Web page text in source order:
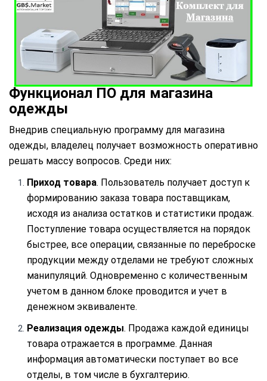
Функционал ПО для магазина
одежды
Внедрив специальную программу для магазина
одежды, владелец получает возможность оперативно
решать массу вопросов. Среди них:
Приход товара. Пользователь получает доступ к
формированию заказа товара поставщикам,
исходя из анализа остатков и статистики продаж.
Поступление товара осуществляется на порядок
быстрее, все операции, связанные по переброске
продукции между отделами не требуют сложных
манипуляций. Одновременно с количественным
учетом в данном блоке проводится и учет в
денежном эквиваленте.
Реализация одежды. Продажа каждой единицы
товара отражается в программе. Данная
информация автоматически поступает во все
отделы, в том числе в бухгалтерию.